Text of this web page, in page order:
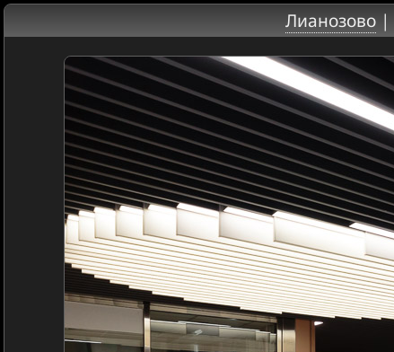
Лианозово|